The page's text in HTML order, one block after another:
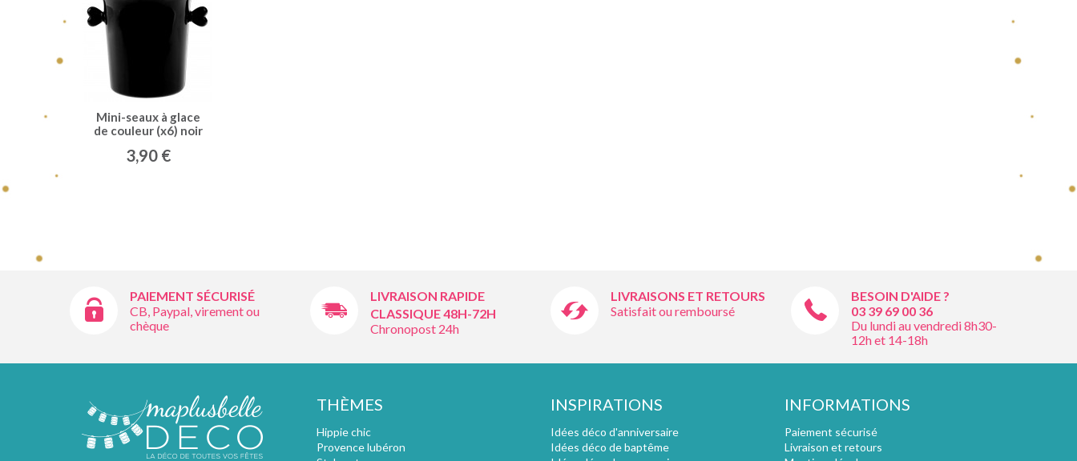
Mini-seaux à glace
de couleur (x6) noir
3,90 €
PAIEMENT SÉCURISÉ
CB, Paypal, virement ou
chèque
LIVRAISON RAPIDE
CLASSIQUE 48H-72H
Chronopost 24h
LIVRAISONS ET RETOURS
Satisfait ou remboursé
BESOIN D'AIDE ?
03 39 69 00 36
Du lundi au vendredi 8h30-
12h et 14-18h
THÈMES
Hippie chic
Provence lubéron
INSPIRATIONS
Idées déco d'anniversaire
Idées déco de baptême
INFORMATIONS
Paiement sécurisé
Livraison et retours